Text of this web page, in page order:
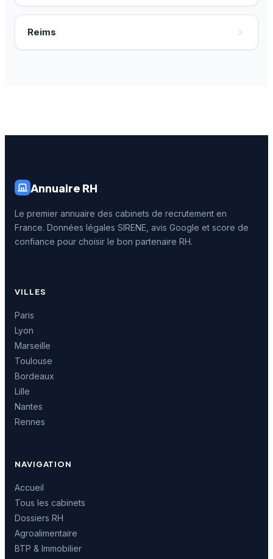
Reims
Annuaire RH
Le premier annuaire des cabinets de recrutement en
France. Données légales SIRENE, avis Google et score de
confiance pour choisir le bon partenaire RH.
VILLES
Paris
Lyon
Marseille
Toulouse
Bordeaux
Lille
Nantes
Rennes
NAVIGATION
Accueil
Tous les cabinets
Dossiers RH
Agroalimentaire
BTP & Immobilier